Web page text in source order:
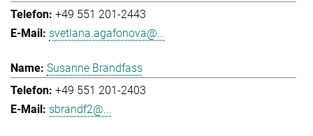
+49 551 201-2443
svetlana.agafonova@...
Susanne Brandfass
+49 551 201-2403
sbrandf2@...